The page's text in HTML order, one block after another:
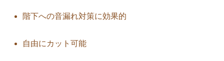
階下への音漏れ対策に効果的
自由にカット可能